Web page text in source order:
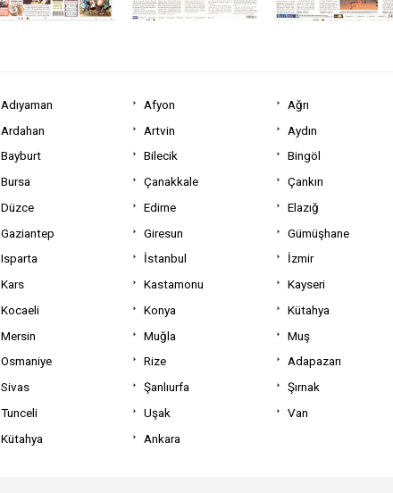
Adıyaman Afyon Ağrı
Ardahan Artvin Aydın
Bayburt Bilecik Bingöl
Bursa Çanakkale Çankırı
Düzce Edirne Elazığ
Gaziantep Giresun Gümüşhane
Isparta İstanbul İzmir
Kars Kastamonu Kayseri
Kocaeli Konya Kütahya
Mersin Muğla Muş
Osmaniye Rize Adapazarı
Sivas Şanlıurfa Şırnak
Tunceli Uşak Van
Kütahya Ankara